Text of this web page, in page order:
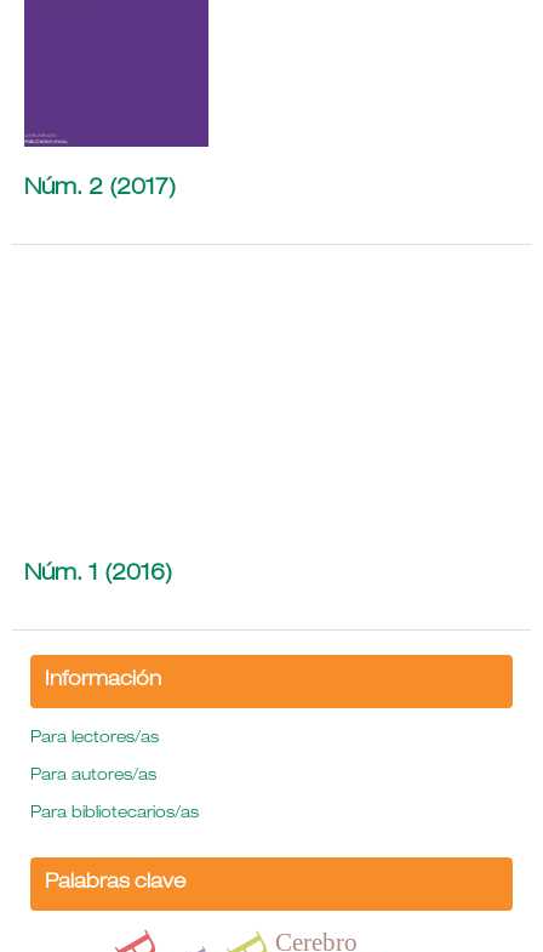
Núm. 2 (2017)
Núm. 1 (2016)
Información
Para lectores/as
Para autores/as
Para bibliotecarios/as
Palabras clave
Cerebro